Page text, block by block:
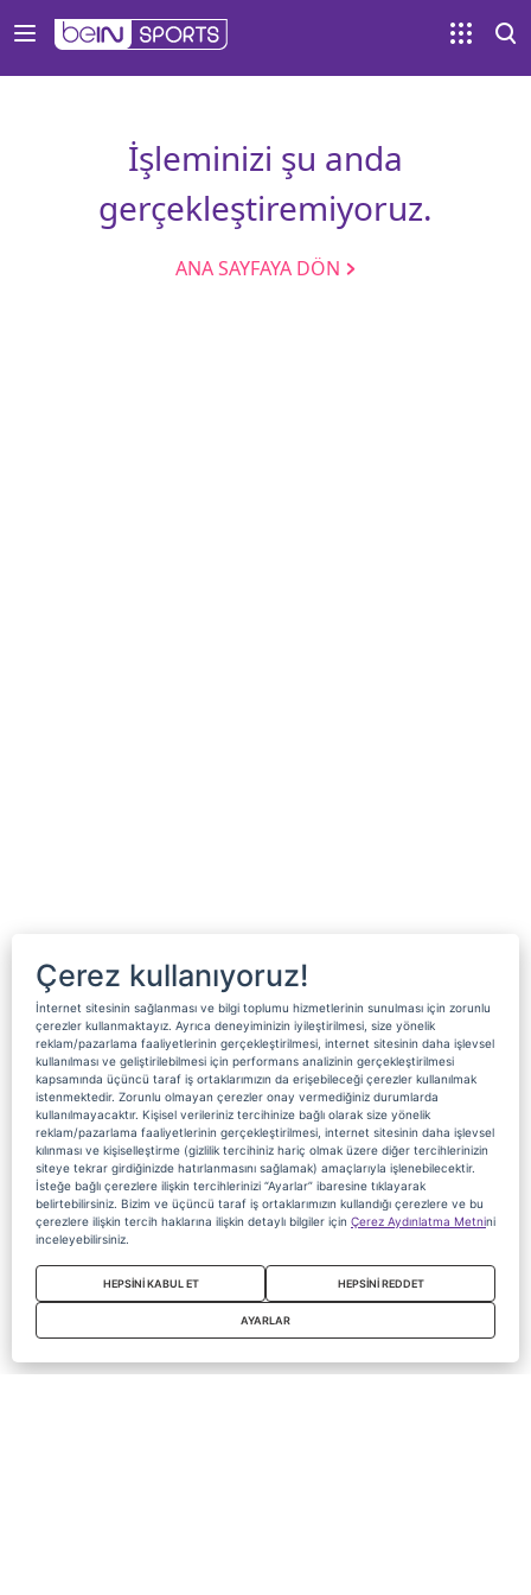
İşleminizi şu anda
gerçekleştiremiyoruz.
ANA SAYFAYA DÖN
Çerez kullanıyoruz!
İnternet sitesinin sağlanması ve bilgi toplumu hizmetlerinin sunulması için zorunlu
çerezler kullanmaktayız. Ayrıca deneyiminizin iyileştirilmesi, size yönelik
reklam/pazarlama faaliyetlerinin gerçekleştirilmesi, internet sitesinin daha işlevsel
kullanılması ve geliştirilebilmesi için performans analizinin gerçekleştirilmesi
kapsamında üçüncü taraf iş ortaklarımızın da erişebileceği çerezler kullanılmak
istenmektedir. Zorunlu olmayan çerezler onay vermediğiniz durumlarda
kullanılmayacaktır. Kişisel verileriniz tercihinize bağlı olarak size yönelik
reklam/pazarlama faaliyetlerinin gerçekleştirilmesi, internet sitesinin daha işlevsel
kılınması ve kişiselleştirme (gizlilik tercihiniz hariç olmak üzere diğer tercihlerinizin
siteye tekrar girdiğinizde hatırlanmasını sağlamak) amaçlarıyla işlenebilecektir.
İsteğe bağlı çerezlere ilişkin tercihlerinizi “Ayarlar” ibaresine tıklayarak
belirtebilirsiniz. Bizim ve üçüncü taraf iş ortaklarımızın kullandığı çerezlere ve bu
çerezlere ilişkin tercih haklarına ilişkin detaylı bilgiler için Çerez Aydınlatma Metnini
inceleyebilirsiniz.
HEPSİNİ KABUL ET HEPSİNİ REDDET
AYARLAR